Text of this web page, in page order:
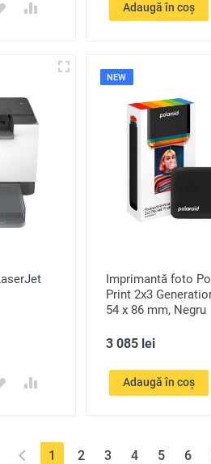
Adaugă în coș
NEW
Imprimantă foto
Print 2x3
54 x 86 mm, Negru
3 085 lei
Adaugă în coș
1 (current)
2 3 4 5 6